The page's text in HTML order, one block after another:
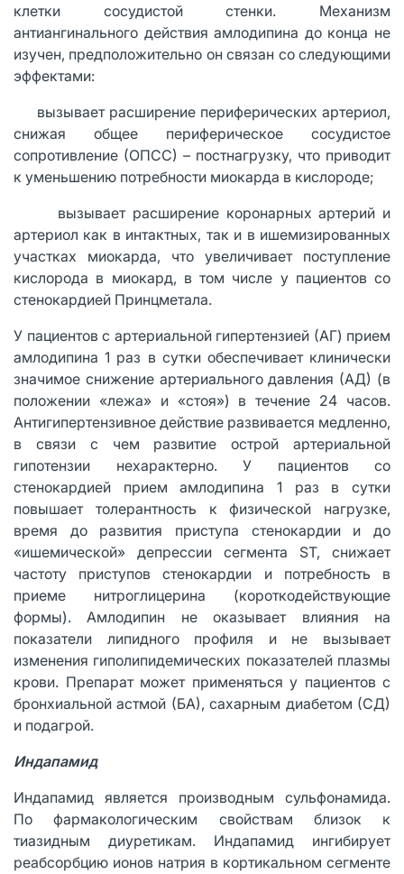
клетки сосудистой стенки. Механизм
антиангинального действия амлодипина до конца не
изучен, предположительно он связан со следующими
эффектами:
вызывает расширение периферических артериол,
снижая общее периферическое сосудистое
сопротивление (ОПСС) – постнагрузку, что приводит
к уменьшению потребности миокарда в кислороде;
вызывает расширение коронарных артерий и
артериол как в интактных, так и в ишемизированных
участках миокарда, что увеличивает поступление
кислорода в миокард, в том числе у пациентов со
стенокардией Принцметала.
У пациентов с артериальной гипертензией (АГ) прием
амлодипина 1 раз в сутки обеспечивает клинически
значимое снижение артериального давления (АД) (в
положении «лежа» и «стоя») в течение 24 часов.
Антигипертензивное действие развивается медленно,
в связи с чем развитие острой артериальной
гипотензии нехарактерно. У пациентов со
стенокардией прием амлодипина 1 раз в сутки
повышает толерантность к физической нагрузке,
время до развития приступа стенокардии и до
«ишемической» депрессии сегмента ST, снижает
частоту приступов стенокардии и потребность в
приеме нитроглицерина (короткодействующие
формы). Амлодипин не оказывает влияния на
показатели липидного профиля и не вызывает
изменения гиполипидемических показателей плазмы
крови. Препарат может применяться у пациентов с
бронхиальной астмой (БА), сахарным диабетом (СД)
и подагрой.
Индапамид
Индапамид является производным сульфонамида.
По фармакологическим свойствам близок к
тиазидным диуретикам. Индапамид ингибирует
реабсорбцию ионов натрия в кортикальном сегменте